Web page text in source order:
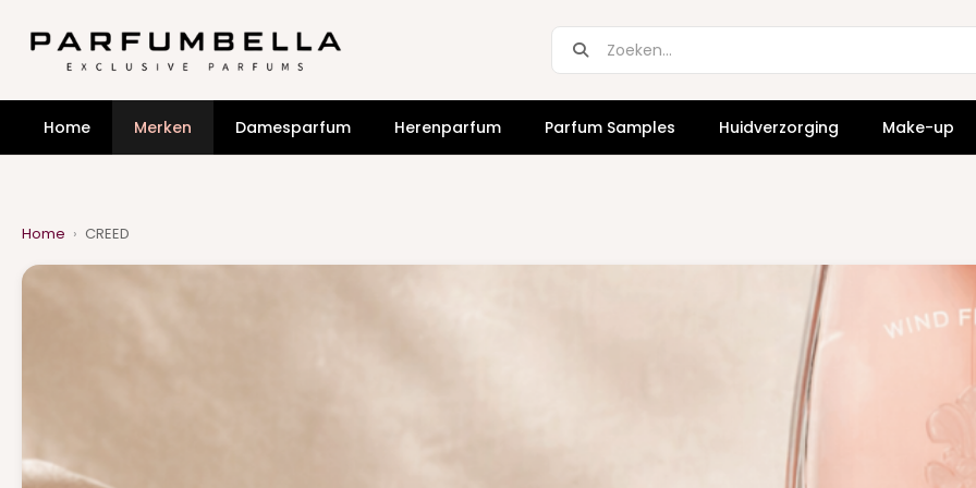
Home Merken Damesparfum Herenparfum Parfum Samples Huidverzorging Make-up
Home › CREED